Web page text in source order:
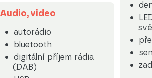
Audio, video
autorádio
bluetooth
digitální příjem rádia
(DAB)